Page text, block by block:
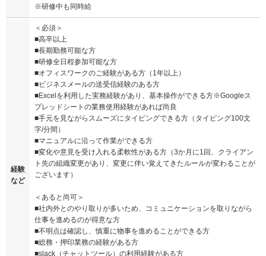
※研修中も同時給
経験
など
＜必須＞
■高卒以上
■長期勤務可能な方
■研修全日程参加可能な方
■オフィスワークのご経験がある方（1年以上）
■ビジネスメールの送受信経験のある方
■Excelを利用した実務経験があり、基本操作ができる方※Googleス
プレッドシートの業務使用経験があれば尚良
■手元を見ながらスムーズにタイピングできる方（タイピング100文
字/分間）
■マニュアルに沿って作業ができる方
■変化や意見を受け入れる柔軟性がある方（3か月に1回、クライアン
ト先の組織変更があり、変更に伴い覚えてきたルールが変わることが
ございます）
＜あると尚可＞
■社内外とのやり取りが多いため、コミュニケーションを取りながら
仕事を進めるのが得意な方
■不明点は確認し、慎重に物事を進めることができる方
■総務・押印業務の経験がある方
■slack（チャットツール）の利用経験がある方